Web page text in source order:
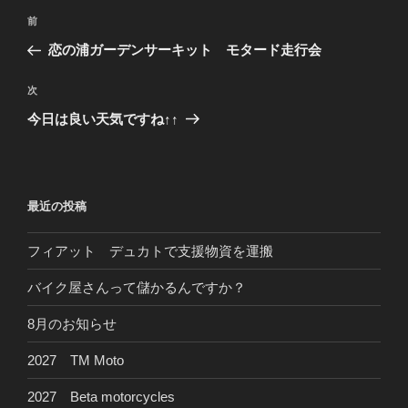
投
ナ
ビ
ゲ
ン
前
の
稿
前
恋の浦ガーデンサーキット モタード走行会
次
の
次
今日は良い天気ですね↑↑
最近の投稿
フィアット デュカトで支援物資を運搬
バイク屋さんって儲かるんですか？
8月のお知らせ
2027 TM Moto
2027 Beta motorcycles